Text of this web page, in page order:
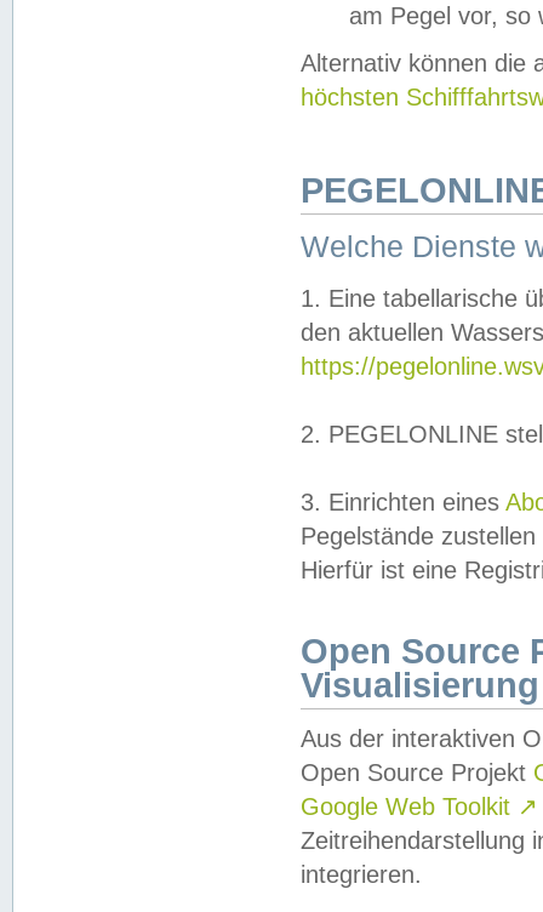
am Pegel vor,
Alternativ können die
höchsten
Welche Dienste
1. Eine tabellarische
den aktuellen
https://
2. PEGELONLINE
3. Einrichten eines
Pegelstände
Hierfür ist eine
Open Source
Visualisierung
Aus der interaktiven
Open Source Projekt
Google Web Toolkit ↗
Zeitreihendarstellung
integrieren.